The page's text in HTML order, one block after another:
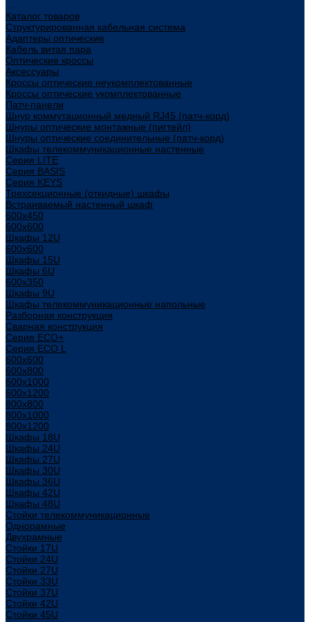
Каталог товаров
Структурированная кабельная система
Адаптеры оптические
Кабель витая пара
Оптические кроссы
Аксессуары
Кроссы оптические неукомплектованные
Кроссы оптические укомплектованные
Патч-панели
Шнур коммутационный медный RJ45 (патч-корд)
Шнуры оптические монтажные (пигтейл)
Шнуры оптические соединительные (патч-корд)
Шкафы телекоммуникационные настенные
Cерия LITE
Cерия BASIS
Cерия KEYS
Трехсекционные (откидные) шкафы
Встраиваемый настенный шкаф
600x450
600x600
Шкафы 12U
600x600
Шкафы 15U
Шкафы 6U
600x350
Шкафы 9U
Шкафы телекоммуникационные напольные
Разборная конструкция
Сварная конструкция
Серия ECO+
Серия ECO L
600x600
600x800
600х1000
600х1200
800x800
800х1000
800х1200
Шкафы 18U
Шкафы 24U
Шкафы 27U
Шкафы 30U
Шкафы 36U
Шкафы 42U
Шкафы 48U
Стойки телекоммуникационные
Однорамные
Двухрамные
Стойки 17U
Стойки 24U
Стойки 27U
Стойки 33U
Стойки 37U
Стойки 42U
Стойки 45U